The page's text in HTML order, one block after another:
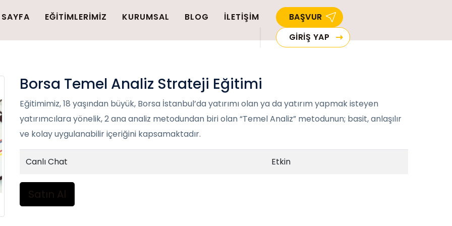
EĞİTİMLERİMİZ KURUMSAL BLOG İLETİŞİM
BAŞVUR
GİRİŞ YAP
Borsa Temel Analiz Strateji Eğitimi
Eğitimimiz, 18 yaşından büyük, Borsa İstanbul’da yatırımı olan ya da yatırım yapmak isteyen
yatırımcılara yönelik, 2 ana analiz metodundan biri olan “Temel Analiz” metodunun; basit, anlaşılır
ve kolay uygulanabilir içeriğini kapsamaktadır.
Canlı Chat Etkin
Satın Al